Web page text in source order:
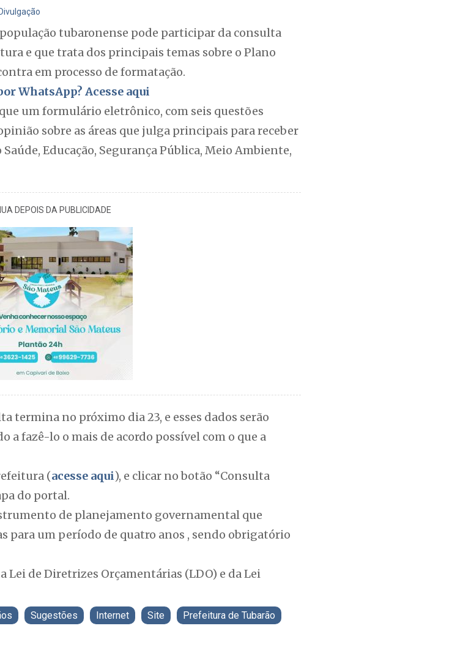
tubaronense pode participar da consulta
e que trata dos principais temas sobre o Plano
em processo de formatação.
WhatsApp? Acesse aqui
um formulário eletrônico, com seis questões
sobre as áreas que julga principais para receber
Educação, Segurança Pública, Meio Ambiente,
DEPOIS DA PUBLICIDADE
termina no próximo dia 23, e esses dados serão
a fazê-lo o mais de acordo possível com o que a
(acesse aqui), e clicar no botão “Consulta
do portal.
de planejamento governamental que
para um período de quatro anos , sendo obrigatório
Lei de Diretrizes Orçamentárias (LDO) e da Lei
Sugestões Internet Site Prefeitura de Tubarão